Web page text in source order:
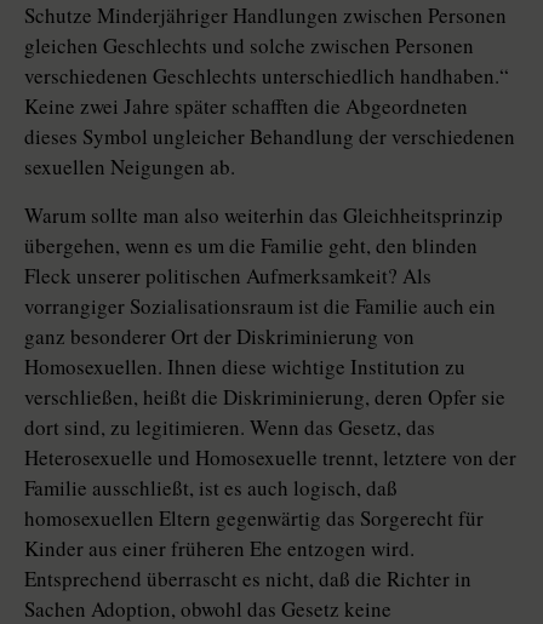
Schutze Minderjähriger Handlungen zwischen Personen
gleichen Geschlechts und solche zwischen Personen
verschiedenen Geschlechts unterschiedlich handhaben.“
Keine zwei Jahre später schafften die Abgeordneten
dieses Symbol ungleicher Behandlung der verschiedenen
sexuellen Neigungen ab.
Warum sollte man also weiterhin das Gleichheitsprinzip
übergehen, wenn es um die Familie geht, den blinden
Fleck unserer politischen Aufmerksamkeit? Als
vorrangiger Sozialisationsraum ist die Familie auch ein
ganz besonderer Ort der Diskriminierung von
Homosexuellen. Ihnen diese wichtige Institution zu
verschließen, heißt die Diskriminierung, deren Opfer sie
dort sind, zu legitimieren. Wenn das Gesetz, das
Heterosexuelle und Homosexuelle trennt, letztere von der
Familie ausschließt, ist es auch logisch, daß
homosexuellen Eltern gegenwärtig das Sorgerecht für
Kinder aus einer früheren Ehe entzogen wird.
Entsprechend überrascht es nicht, daß die Richter in
Sachen Adoption, obwohl das Gesetz keine